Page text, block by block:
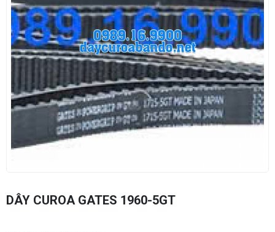
DÂY CUROA GATES 1960-5GT